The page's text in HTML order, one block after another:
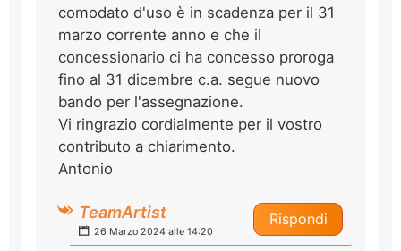
comodato d'uso è in scadenza per il 31
marzo corrente anno e che il
concessionario ci ha concesso proroga
fino al 31 dicembre c.a. segue nuovo
bando per l'assegnazione.
Vi ringrazio cordialmente per il vostro
contributo a chiarimento.
Antonio
Rispondi
TeamArtist
26 Marzo 2024 alle 14:20